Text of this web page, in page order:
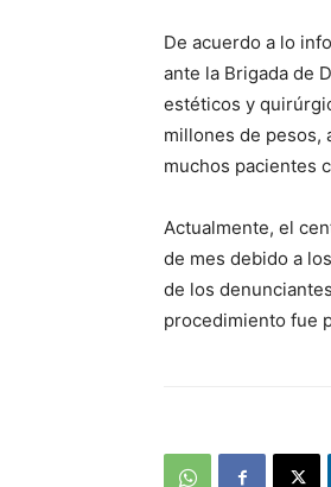
De acuerdo a lo
ante la Brigada de
estéticos y
millones de pesos,
muchos pacientes
Actualmente, el
de mes debido a
de los
procedimiento fue